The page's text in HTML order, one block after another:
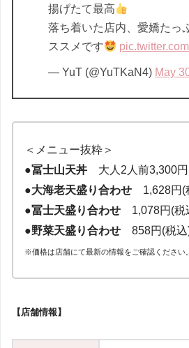
揚げたて最高
落ち着いた店内、愛嬌たっ
ススメです
— YuT (@YuTKaN4) May
＜メニュー抜粋＞
●冨士山天丼 大人2人前3,300
●大海老天盛り合わせ 1,628円(
●冨士天盛り合わせ 1,078円(税
●野菜天盛り合わせ 858円(税込
※価格は店舗にて最新の情報をご確認ください。
【店舗情報】